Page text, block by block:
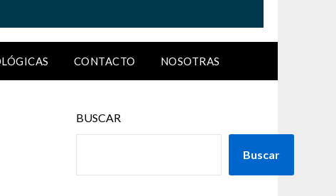
CONTACTO NOSOTRAS
BUSCAR
Buscar